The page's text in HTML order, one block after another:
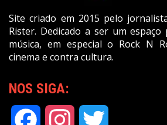
Site criado em 2015 pelo
Rister. Dedicado a ser um
música, em especial o Rock N
cinema e contra cultura.
NOS SIGA:
Facebook Instagram